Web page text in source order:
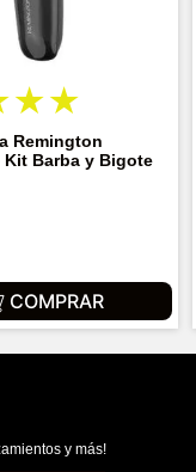
★★
Remington
Kit Barba y Bigote
COMPRAR
y más!